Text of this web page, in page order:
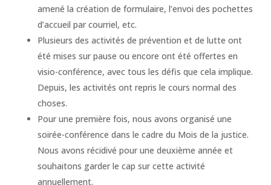
amené la création de formulaire, l’envoi des pochettes
d’accueil par courriel, etc.
Plusieurs des activités de prévention et de lutte ont
été mises sur pause ou encore ont été offertes en
visio-conférence, avec tous les défis que cela implique.
Depuis, les activités ont repris le cours normal des
choses.
Pour une première fois, nous avons organisé une
soirée-conférence dans le cadre du Mois de la justice.
Nous avons récidivé pour une deuxième année et
souhaitons garder le cap sur cette activité
annuellement.